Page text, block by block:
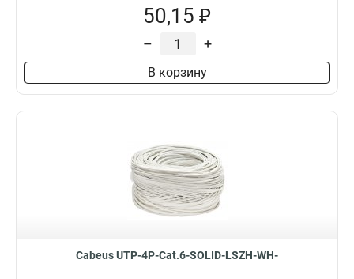
50,15 ₽
– +
В корзину
Cabeus UTP-4P-Cat.6-SOLID-LSZH-WH-